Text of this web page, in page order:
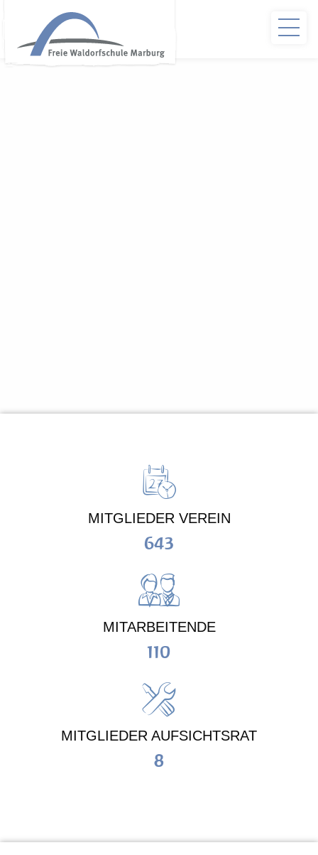
MITGLIEDER VEREIN
643
MITARBEITENDE
110
MITGLIEDER AUFSICHTSRAT
8